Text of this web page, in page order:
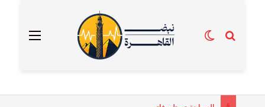
القائمة بحث عنالوضع المظلم